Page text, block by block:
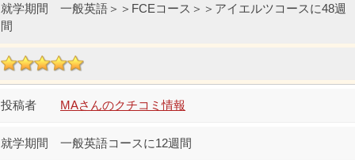
一般英語＞＞FCEコース＞＞アイエルツコースに48週
間
MAさんのクチコミ情報
一般英語コースに12週間